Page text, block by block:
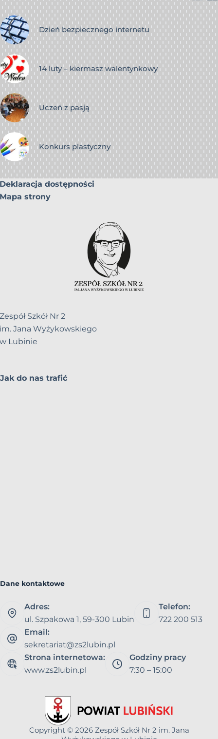
Dzień bezpiecznego internetu
14 luty – kiermasz walentynkowy
Uczeń z pasją
Konkurs plastyczny
Deklaracja dostępności
Mapa strony
Zespół Szkół Nr 2
im. Jana Wyżykowskiego
w Lubinie
Jak do nas trafić
Dane kontaktowe
Adres:
ul. Szpakowa 1, 59-300 Lubin
Telefon:
722 200 513
Email:
sekretariat@zs2lubin.pl
Strona internetowa:
www.zs2lubin.pl
Godziny pracy
7:30 – 15:00
Copyright © 2026 Zespół Szkół Nr 2 im. Jana